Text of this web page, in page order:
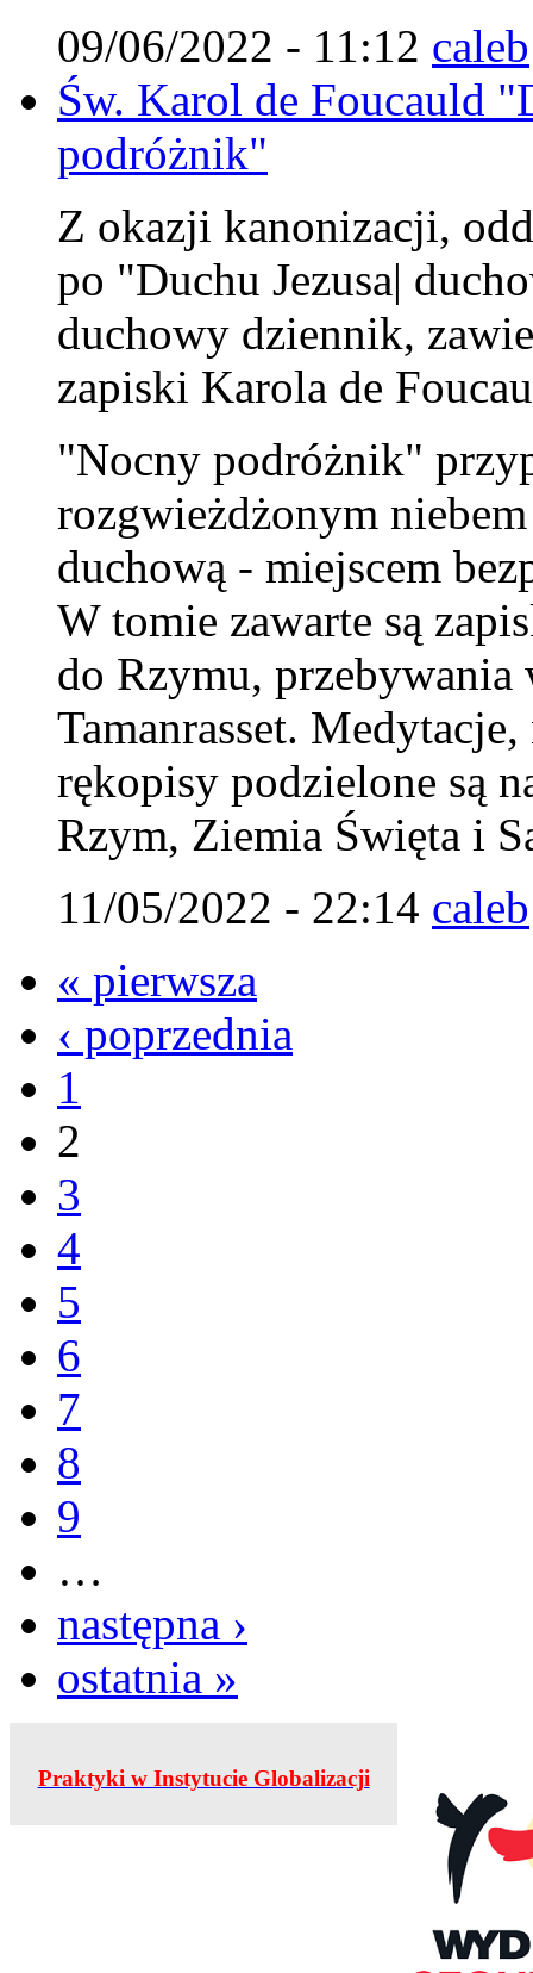
09/06/2022 - 11:12 caleb
Św. Karol de Foucauld
podróżnik"
Z okazji kanonizacji,
po "Duchu Jezusa|
duchowy dziennik,
zapiski Karola de
"Nocny podróżnik"
rozgwieżdżonym
duchową - miejscem
W tomie zawarte są
do Rzymu,
Tamanrasset.
rękopisy podzielone są
Rzym, Ziemia Święta i
11/05/2022 - 22:14 caleb
« pierwsza
‹ poprzednia
1
2
3
4
5
6
7
8
9
…
następna ›
ostatnia »
Praktyki w Instytucie Globalizacji